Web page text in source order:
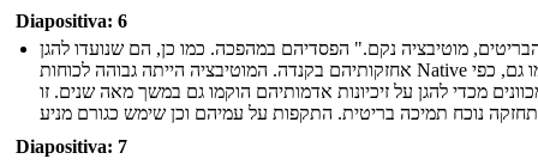
Diapositiva: 6
מוטיבציה נקם." הפסדיהם במהפכה. כמו כן, הם שנועדו להגן
אחזקותיהם בקנדה. המוטיבציה הייתה גבוהה לכוחות Native כמו גם, כפי
מכדי להגן על זיכיונות אדמותיהם הוקמו גם במשך מאה שנים. זו
Diapositiva: 7